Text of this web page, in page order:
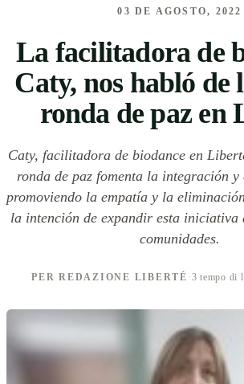
03 DE AGOSTO, 2022
La facilitadora de
Caty, nos habló de
ronda de paz en
Caty, facilitadora de biodance en
ronda de paz fomenta la integración
promoviendo la empatía y la
la intención de expandir esta iniciativa
comunidades.
PER REDAZIONE LIBERTÉ ·3 tempo di